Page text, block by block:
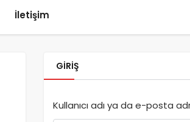
İletişim
GIRIŞ
Kullanıcı adı ya da e-posta